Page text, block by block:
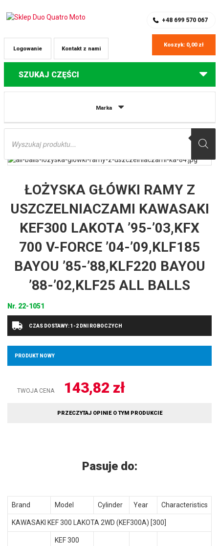
+48 699 570 067
Kontakt z nami
Logowanie
Koszyk: 0,00 zł
SZUKAJ CZĘŚCI
Marka
Wyszukiwarka
Części do quadów Kawasaki
’04-’09,KLF185 BAYOU ’85-’88,KLF220 BAYOU ’88-’02,KLF25 ALL BALLS
ŁOŻYSKA GŁÓWKI RAMY Z
USZCZELNIACZAMI KAWASAKI
KEF300 LAKOTA ’95-’03,KFX
700 V-FORCE ’04-’09,KLF185
BAYOU ’85-’88,KLF220 BAYOU
’88-’02,KLF25 ALL BALLS
Nr. 22-1051
CZAS DOSTAWY: 1-2 DNI ROBOCZYCH
PRODUKT NOWY
TWOJA CENA 143,82 zł
PRZECZYTAJ OPINIE O TYM PRODUKCIE
Pasuje do:
Brand Model Cylinder Year Characteristics
KAWASAKI KEF 300 LAKOTA 2WD (KEF300A) [300]
KEF 300